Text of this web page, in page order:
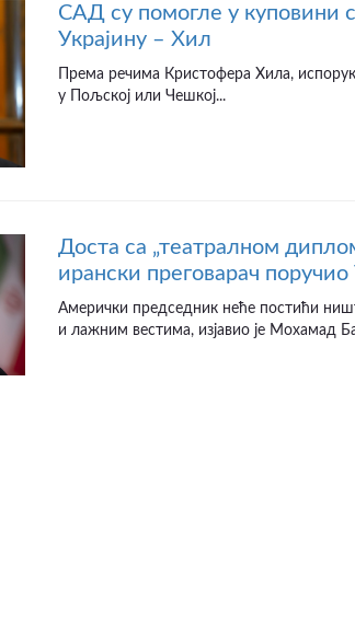
САД су помогле у куповини
Украјину – Хил
Према речима Кристофера Хила,
у Пољској или Чешкој...
Доста са „театралном
ирански преговарач
Амерички председник неће постићи
и лажним вестима, изјавио је Мохамад